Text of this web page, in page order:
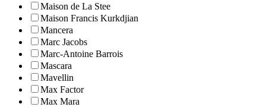
Maison de La Stee
Maison Francis Kurkdjian
Mancera
Marc Jacobs
Marc-Antoine Barrois
Mascara
Mavellin
Max Factor
Max Mara